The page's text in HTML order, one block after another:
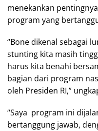
menekankan
program yang
“Bone dikenal sebagai
stunting kita masih
harus kita benahi
bagian dari program
oleh Presiden RI,”
“Saya program ini
bertanggung jawab,